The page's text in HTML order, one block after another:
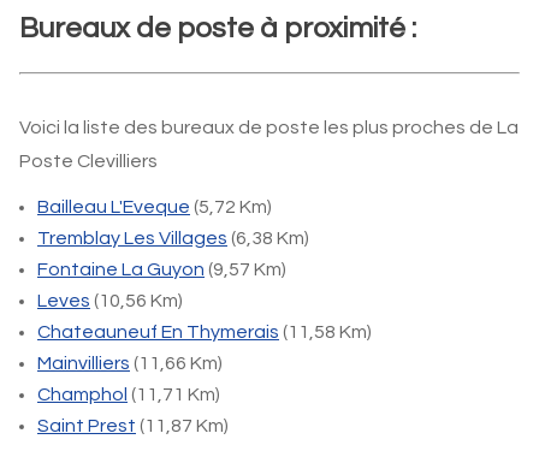
Bureaux de poste à proximité :
Voici la liste des bureaux de poste les plus proches de La
Poste Clevilliers
Bailleau L'Eveque (5,72 Km)
Tremblay Les Villages (6,38 Km)
Fontaine La Guyon (9,57 Km)
Leves (10,56 Km)
Chateauneuf En Thymerais (11,58 Km)
Mainvilliers (11,66 Km)
Champhol (11,71 Km)
Saint Prest (11,87 Km)